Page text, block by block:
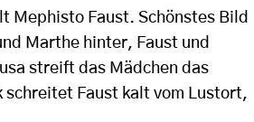
Mephisto Faust. Schönstes Bild
Marthe hinter, Faust und
streift das Mädchen das
Faust kalt vom Lustort,